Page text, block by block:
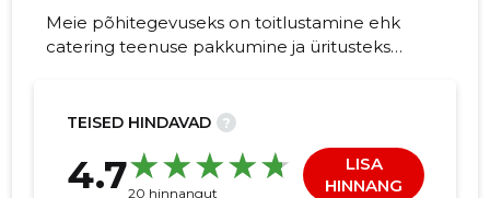
Meie põhitegevuseks on toitlustamine ehk
catering teenuse pakkumine ja üritusteks
TEISED HINDAVAD ?
4.720 hinnangut
LISA
HINNANG